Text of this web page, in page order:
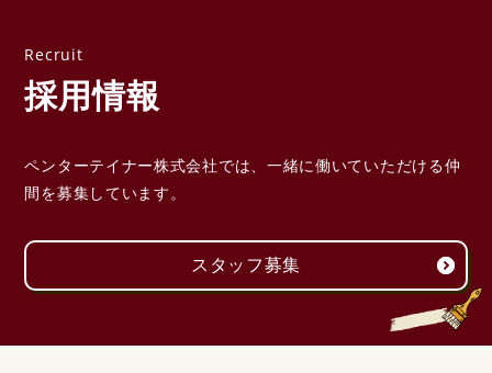
採用情報
ペンターテイナー株式会社では、一緒に働いていただける仲
間を募集しています。
スタッフ募集